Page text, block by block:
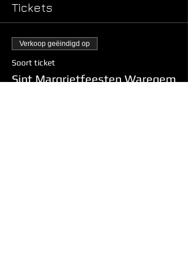
Tickets
Verkoop geëindigd op
Soort ticket
Sint Margrietfeesten Waregem